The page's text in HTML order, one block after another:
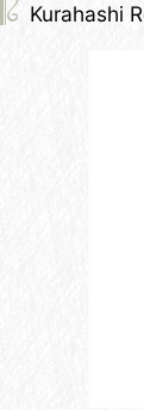
Kurahashi